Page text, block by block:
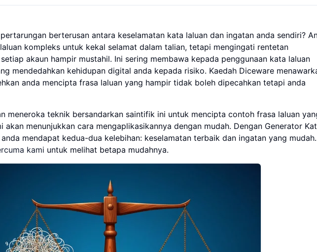
berterusan antara keselamatan kata laluan dan ingatan anda sendiri?
kompleks untuk kekal selamat dalam talian, tetapi mengingati rentetan
akaun hampir mustahil. Ini sering membawa kepada penggunaan kata laluan
mendedahkan kehidupan digital anda kepada risiko. Kaedah Diceware
anda mencipta frasa laluan yang hampir tidak boleh dipecahkan tetapi anda
meneroka teknik bersandarkan saintifik ini untuk mencipta contoh frasa laluan
akan menunjukkan cara mengaplikasikannya dengan mudah. Dengan Generator
mendapat kedua-dua kelebihan: keselamatan terbaik dan ingatan yang mudah.
kami untuk melihat betapa mudahnya.